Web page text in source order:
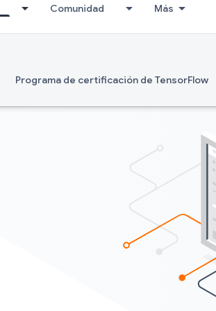
Comunidad Más
Programa de certificación de TensorFlow